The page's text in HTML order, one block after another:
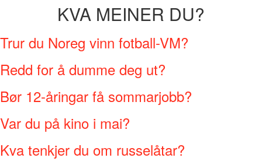
KVA MEINER DU?
Trur du Noreg vinn fotball-VM?
Redd for å dumme deg ut?
Bør 12-åringar få sommarjobb?
Var du på kino i mai?
Kva tenkjer du om russelåtar?